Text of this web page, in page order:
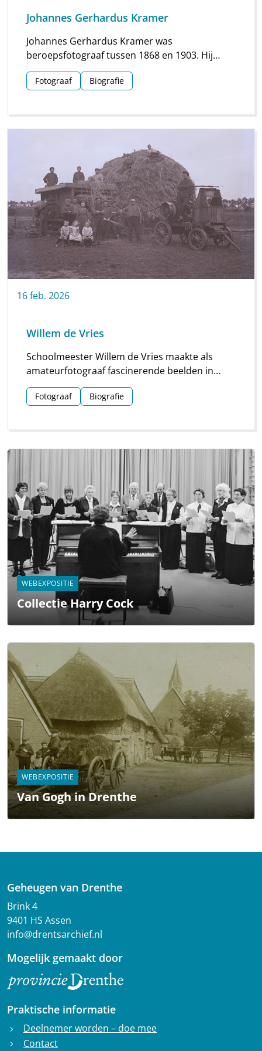
Johannes Gerhardus Kramer
Johannes Gerhardus Kramer was
beroepsfotograaf tussen 1868 en 1903. Hij
maakte vooral foto’s in Groningen, maar hij
streek ook meermaals neer in Drenthe. Vooral
Fotograaf Biografie
16feb. 2026
Willem de Vries
Schoolmeester Willem de Vries maakte als
amateurfotograaf fascinerende beelden in
Linde en omgeving. Groepsfoto’s van
schoolkinderen, portretten en beelden van
Fotograaf Biografie
WEBEXPOSITIE
Collectie Harry Cock
WEBEXPOSITIE
Van Gogh in Drenthe
Geheugen van Drenthe
Brink 4
9401 HS Assen
info@drentsarchief.nl
Mogelijk gemaakt door
Praktische informatie
chevron_right Deelnemer worden – doe mee
chevron_right Contact